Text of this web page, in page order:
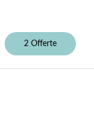
2 Offerte